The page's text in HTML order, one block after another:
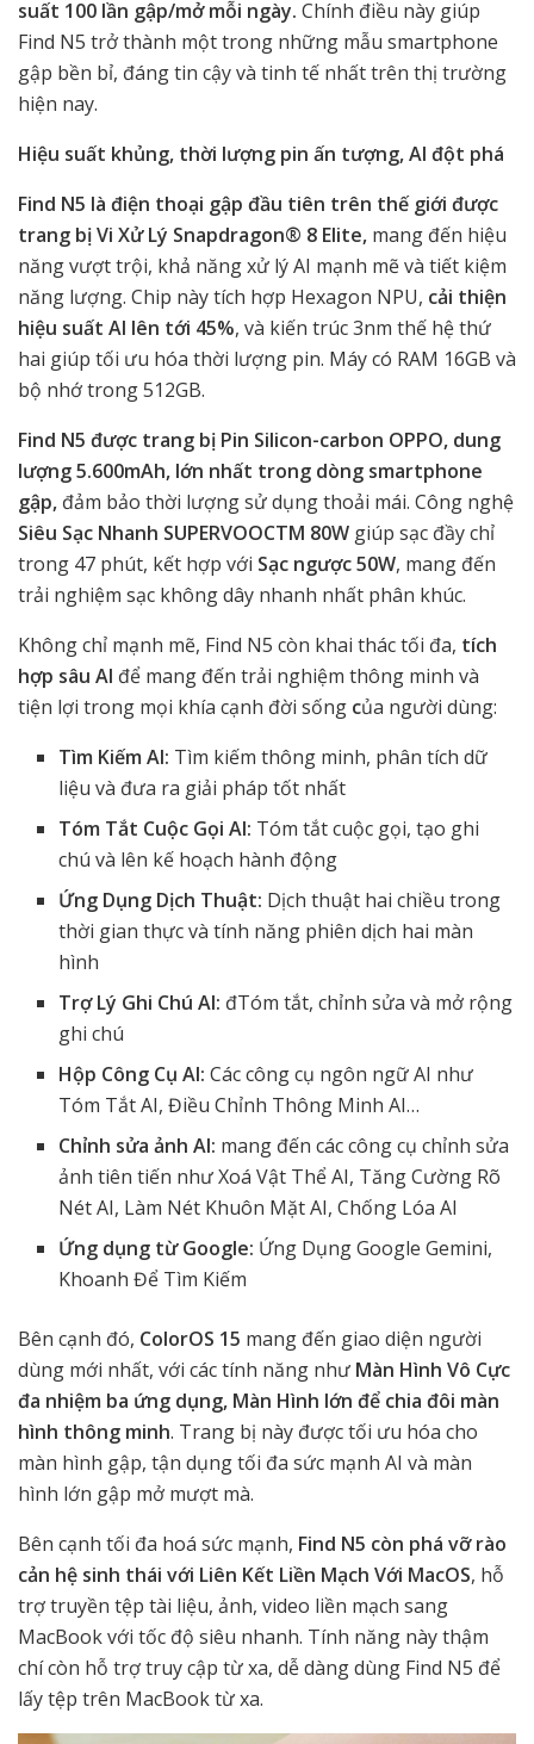
suất 100 lần gập/mở mỗi ngày. Chính điều này giúp
Find N5 trở thành một trong những mẫu smartphone
gập bền bỉ, đáng tin cậy và tinh tế nhất trên thị trường
hiện nay.
Hiệu suất khủng, thời lượng pin ấn tượng, AI đột phá
Find N5 là điện thoại gập đầu tiên trên thế giới được
trang bị Vi Xử Lý Snapdragon® 8 Elite, mang đến hiệu
năng vượt trội, khả năng xử lý AI mạnh mẽ và tiết kiệm
năng lượng. Chip này tích hợp Hexagon NPU, cải thiện
hiệu suất AI lên tới 45%, và kiến trúc 3nm thế hệ thứ
hai giúp tối ưu hóa thời lượng pin. Máy có RAM 16GB và
bộ nhớ trong 512GB.
Find N5 được trang bị Pin Silicon-carbon OPPO, dung
lượng 5.600mAh, lớn nhất trong dòng smartphone
gập, đảm bảo thời lượng sử dụng thoải mái. Công nghệ
Siêu Sạc Nhanh SUPERVOOCTM 80W giúp sạc đầy chỉ
trong 47 phút, kết hợp với Sạc ngược 50W, mang đến
trải nghiệm sạc không dây nhanh nhất phân khúc.
Không chỉ mạnh mẽ, Find N5 còn khai thác tối đa, tích
hợp sâu AI để mang đến trải nghiệm thông minh và
tiện lợi trong mọi khía cạnh đời sống của người dùng:
Tìm Kiếm AI: Tìm kiếm thông minh, phân tích dữ
liệu và đưa ra giải pháp tốt nhất
Tóm Tắt Cuộc Gọi AI: Tóm tắt cuộc gọi, tạo ghi
chú và lên kế hoạch hành động
Ứng Dụng Dịch Thuật: Dịch thuật hai chiều trong
thời gian thực và tính năng phiên dịch hai màn
hình
Trợ Lý Ghi Chú AI: đTóm tắt, chỉnh sửa và mở rộng
ghi chú
Hộp Công Cụ AI: Các công cụ ngôn ngữ AI như
Tóm Tắt AI, Điều Chỉnh Thông Minh AI…
Chỉnh sửa ảnh AI: mang đến các công cụ chỉnh sửa
ảnh tiên tiến như Xoá Vật Thể AI, Tăng Cường Rõ
Nét AI, Làm Nét Khuôn Mặt AI, Chống Lóa AI
Ứng dụng từ Google: Ứng Dụng Google Gemini,
Khoanh Để Tìm Kiếm
Bên cạnh đó, ColorOS 15 mang đến giao diện người
dùng mới nhất, với các tính năng như Màn Hình Vô Cực
đa nhiệm ba ứng dụng, Màn Hình lớn để chia đôi màn
hình thông minh. Trang bị này được tối ưu hóa cho
màn hình gập, tận dụng tối đa sức mạnh AI và màn
hình lớn gập mở mượt mà.
Bên cạnh tối đa hoá sức mạnh, Find N5 còn phá vỡ rào
cản hệ sinh thái với Liên Kết Liền Mạch Với MacOS, hỗ
trợ truyền tệp tài liệu, ảnh, video liền mạch sang
MacBook với tốc độ siêu nhanh. Tính năng này thậm
chí còn hỗ trợ truy cập từ xa, dễ dàng dùng Find N5 để
lấy tệp trên MacBook từ xa.